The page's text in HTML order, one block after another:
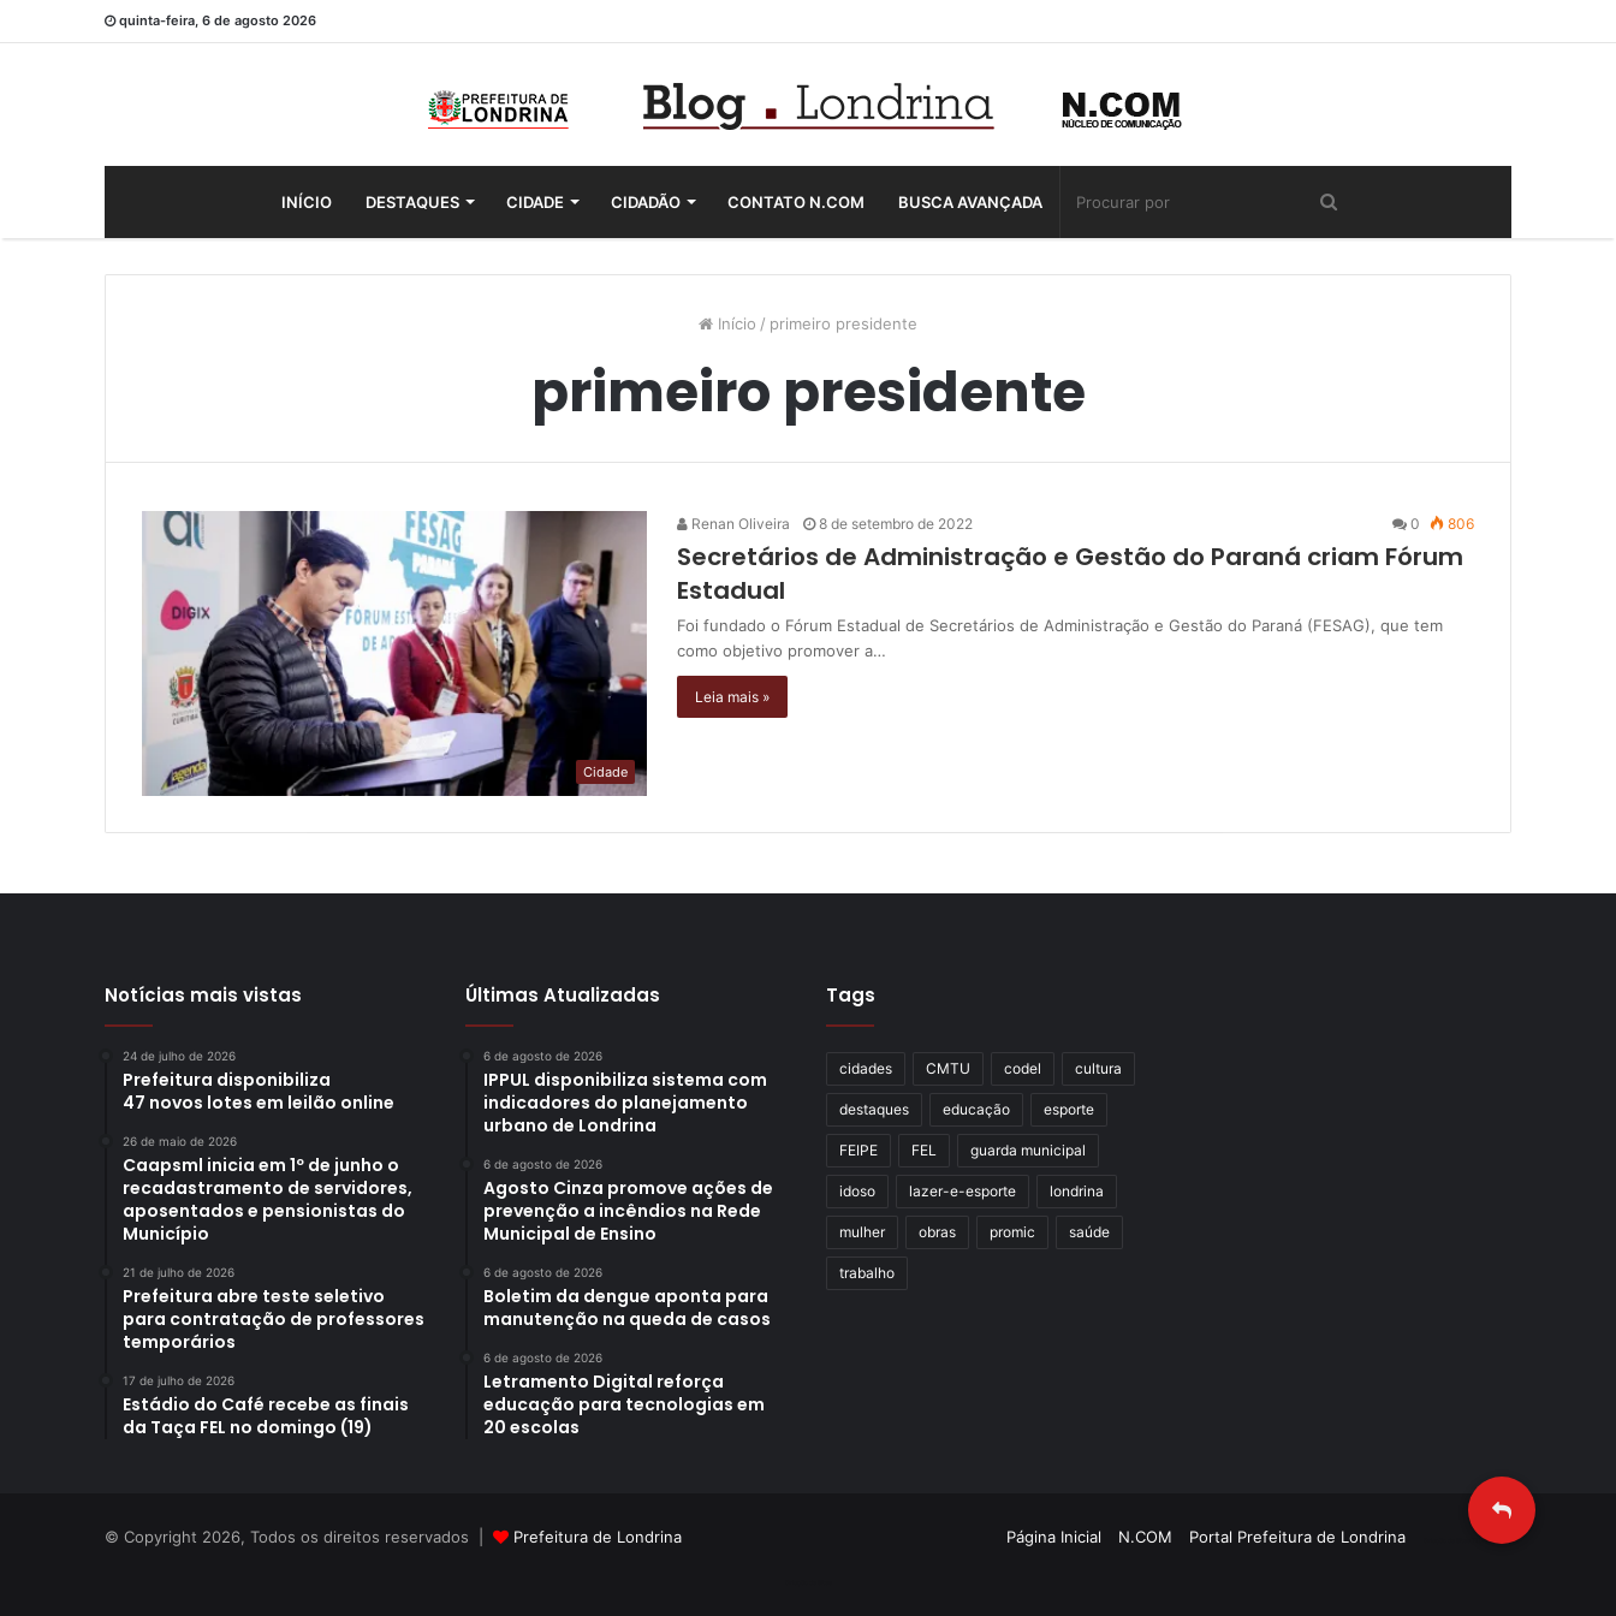
quinta-feira, 6 de agosto 2026
INÍCIO DESTAQUES CIDADE CIDADÃO CONTATO N.COM BUSCA AVANÇADA
Início / primeiro presidente
primeiro presidente
Cidade
Renan Oliveira 8 de setembro de 2022 0 806
Secretários de Administração e Gestão do Paraná criam Fórum
Estadual
Foi fundado o Fórum Estadual de Secretários de Administração e Gestão do Paraná (FESAG), que tem
como objetivo promover a…
Leia mais »
Notícias mais vistas
24 de julho de 2026
Prefeitura disponibiliza
47 novos lotes em leilão online
26 de maio de 2026
Caapsml inicia em 1º de junho o
recadastramento de servidores,
aposentados e pensionistas do
Município
21 de julho de 2026
Prefeitura abre teste seletivo
para contratação de professores
temporários
17 de julho de 2026
Estádio do Café recebe as finais
da Taça FEL no domingo (19)
Últimas Atualizadas
6 de agosto de 2026
IPPUL disponibiliza sistema com
indicadores do planejamento
urbano de Londrina
6 de agosto de 2026
Agosto Cinza promove ações de
prevenção a incêndios na Rede
Municipal de Ensino
6 de agosto de 2026
Boletim da dengue aponta para
manutenção na queda de casos
6 de agosto de 2026
Letramento Digital reforça
educação para tecnologias em
20 escolas
Tags
cidades CMTU codel cultura
destaques educação esporte
FEIPE FEL guarda municipal
idoso lazer-e-esporte londrina
mulher obras promic saúde
trabalho
© Copyright 2026, Todos os direitos reservados | Prefeitura de Londrina Criação de Sites TTG Sistemas
Página Inicial N.COM Portal Prefeitura de Londrina